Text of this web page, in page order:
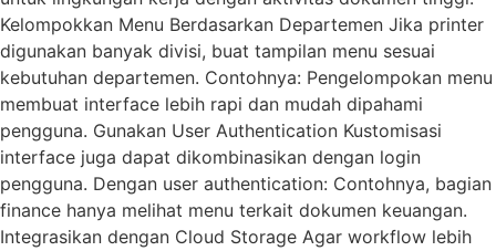
Kelompokkan Menu Berdasarkan Departemen Jika printer
digunakan banyak divisi, buat tampilan menu sesuai
kebutuhan departemen. Contohnya: Pengelompokan menu
membuat interface lebih rapi dan mudah dipahami
pengguna. Gunakan User Authentication Kustomisasi
interface juga dapat dikombinasikan dengan login
pengguna. Dengan user authentication: Contohnya, bagian
finance hanya melihat menu terkait dokumen keuangan.
Integrasikan dengan Cloud Storage Agar workflow lebih